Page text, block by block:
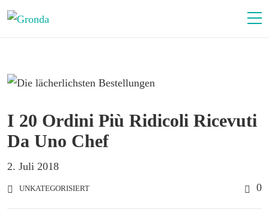
I 20 Ordini Più Ridicoli Ricevuti
Da Uno Chef
2. Juli 2018
UNKATEGORISIERT 0